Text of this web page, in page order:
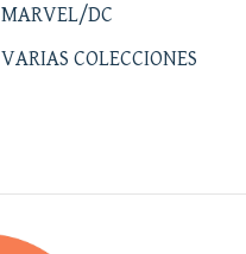
MARVEL/DC
VARIAS COLECCIONES